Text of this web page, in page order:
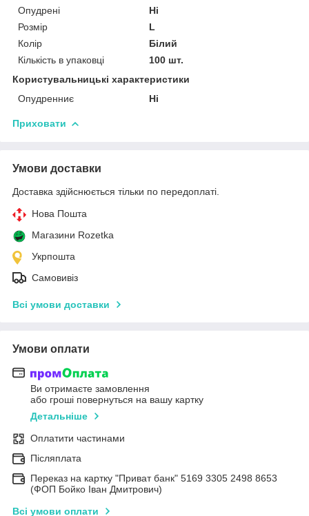
Опудрені
Ні
Розмір
L
Колір
Білий
Кількість в упаковці
100 шт.
Користувальницькі характеристики
Опудренниє
Ні
Приховати
Умови доставки
Доставка здійснюється тільки по передоплаті.
Нова Пошта
Магазини Rozetka
Укрпошта
Самовивіз
Всі умови доставки
Умови оплати
Ви отримаєте замовлення
або гроші повернуться на вашу картку
Детальніше
Оплатити частинами
Післяплата
Переказ на картку "Приват банк" 5169 3305 2498 8653
(ФОП Бойко Іван Дмитрович)
Всі умови оплати